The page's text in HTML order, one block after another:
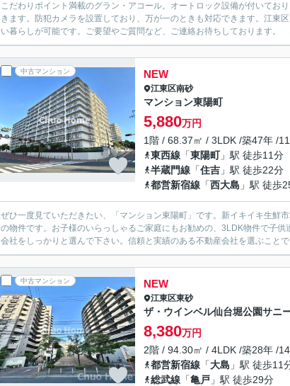
こだわりポイント満載のグラン・アコール。オートロック設備が付いてお
きます。防犯カメラを設置しており、万が一のときも対応できます。江東
い暮らしが可能です。ご要望やご質問など、ご連絡お待ちしております。
中古マンション NEW
江東区南砂
マンション東陽町
5,880万円
1階 / 68.37㎡ / 3LDK /築47年 /
東西線 「東陽町」駅 徒歩11分
半蔵門線 「住吉 」駅 徒歩22分
都営新宿線 「西大島 」駅 徒歩
ぜひ一度見ていただきたい、「マンション東陽町」です。新イキイキ生鮮
の物件です。お子様のいらっしゃるご家庭にもお勧めの、3LDK物件で子
会社をしっかりと選んで下さい。信頼と実績のある不動産会社を選ぶこと
中古マンション NEW
江東区東砂
ザ・ウインベル仙台堀公園サニ
8,380万円
2階 / 94.30㎡ / 4LDK /築28年 /
都営新宿線 「大島 」駅 徒歩11
総武線 「亀戸 」駅 徒歩29分